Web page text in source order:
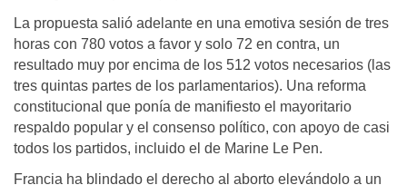
La propuesta salió adelante en una emotiva sesión de tres
horas con 780 votos a favor y solo 72 en contra, un
resultado muy por encima de los 512 votos necesarios (las
tres quintas partes de los parlamentarios). Una reforma
constitucional que ponía de manifiesto el mayoritario
respaldo popular y el consenso político, con apoyo de casi
todos los partidos, incluido el de Marine Le Pen.
Francia ha blindado el derecho al aborto elevándolo a un